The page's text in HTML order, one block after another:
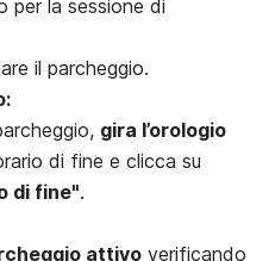
per la sessione di
il parcheggio.
gira l’orologio
di fine e clicca su
di fine".
attivo verificando